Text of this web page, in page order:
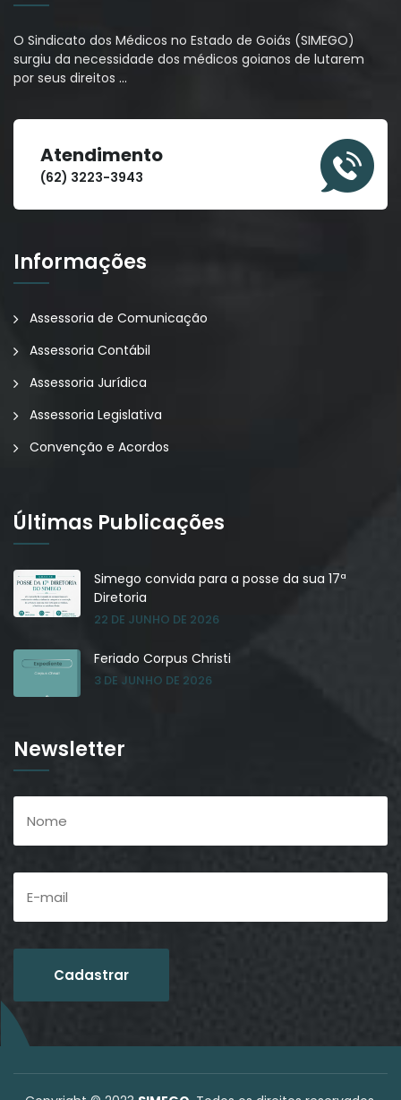
O Sindicato dos Médicos no Estado de Goiás (SIMEGO)
surgiu da necessidade dos médicos goianos de lutarem
por seus direitos …
Atendimento
(62) 3223-3943
Informações
Assessoria de Comunicação
Assessoria Contábil
Assessoria Jurídica
Assessoria Legislativa
Convenção e Acordos
Últimas Publicações
Simego convida para a posse da sua 17ª
Diretoria
22 DE JUNHO DE 2026
Feriado Corpus Christi
3 DE JUNHO DE 2026
Newsletter